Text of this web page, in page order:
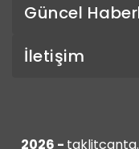
Güncel
İletişim
2026 -